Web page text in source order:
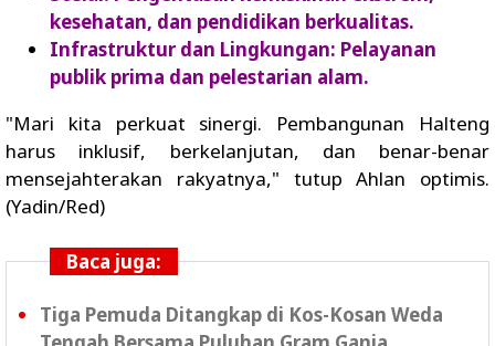
kesehatan, dan pendidikan berkualitas.
Infrastruktur dan Lingkungan: Pelayanan
publik prima dan pelestarian alam.
"Mari kita perkuat sinergi. Pembangunan Halteng
harus inklusif, berkelanjutan, dan benar-benar
mensejahterakan rakyatnya," tutup Ahlan optimis.
(Yadin/Red)
Baca juga:
Tiga Pemuda Ditangkap di Kos-Kosan Weda